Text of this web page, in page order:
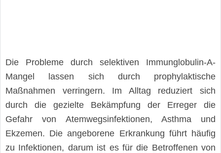
Die Probleme durch selektiven Immunglobulin-A-
Mangel lassen sich durch prophylaktische
Maßnahmen verringern. Im Alltag reduziert sich
durch die gezielte Bekämpfung der Erreger die
Gefahr von Atemwegsinfektionen, Asthma und
Ekzemen. Die angeborene Erkrankung führt häufig
zu Infektionen, darum ist es für die Betroffenen von